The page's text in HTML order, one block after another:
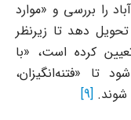
را بررسی و «موارد
دهد تا زیرنظر
کرده است، «با
«فتنه‌انگیزان،
شوند. [9]